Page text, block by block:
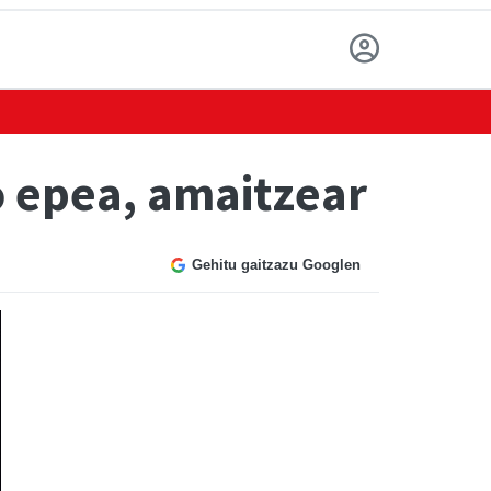
amaitzear
Gehitu gaitzazu Googlen